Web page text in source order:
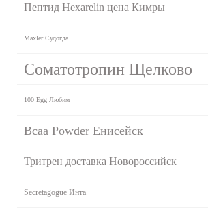
Пептид Hexarelin цена Кимры
Maxler Судогда
Соматотропин Щелково
100 Egg Любим
Bcaa Powder Енисейск
Тритрен доставка Новороссийск
Secretagogue Инта